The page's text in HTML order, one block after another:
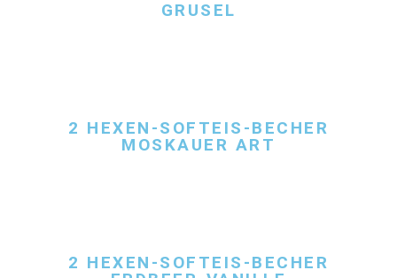
GRUSEL
2 HEXEN-SOFTEIS-BECHER
MOSKAUER ART
2 HEXEN-SOFTEIS-BECHER